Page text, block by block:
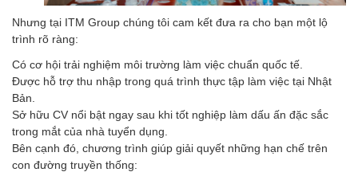
Nhưng tại ITM Group chúng tôi cam kết đưa ra cho bạn một lộ
trình rõ ràng:
Có cơ hội trải nghiệm môi trường làm việc chuẩn quốc tế.
Được hỗ trợ thu nhập trong quá trình thực tập làm việc tại Nhật
Bản.
Sở hữu CV nổi bật ngay sau khi tốt nghiệp làm dấu ấn đặc sắc
trong mắt của nhà tuyển dụng.
Bên cạnh đó, chương trình giúp giải quyết những hạn chế trên
con đường truyền thống: